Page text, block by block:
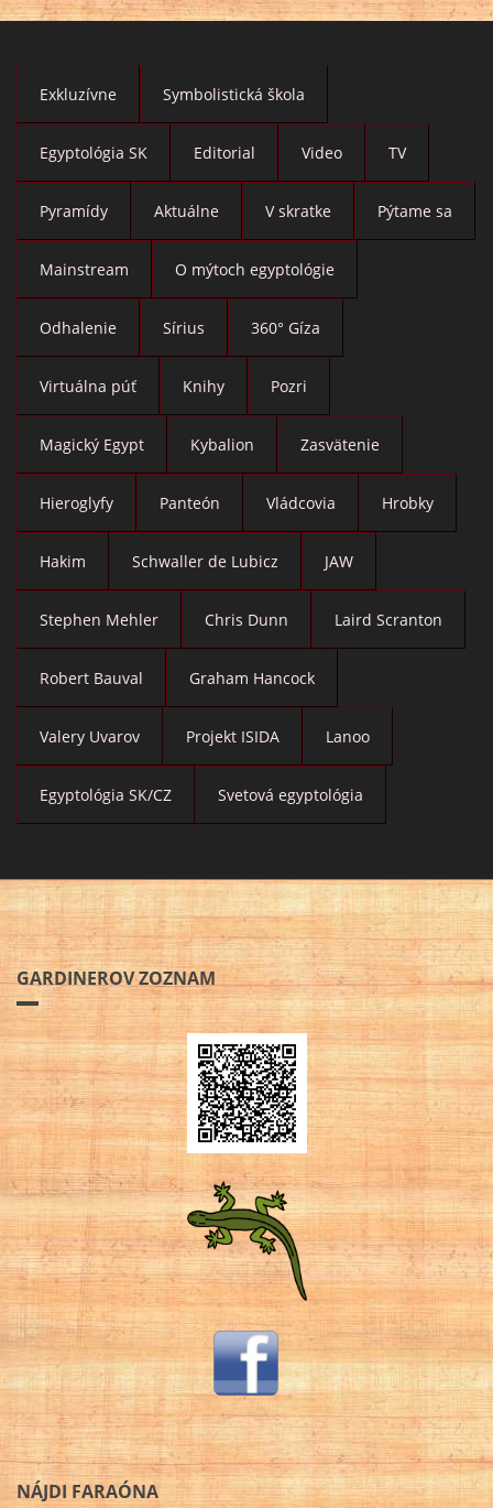
Exkluzívne Symbolistická škola
Egyptológia SK Editorial Video TV
Pyramídy Aktuálne V skratke Pýtame sa
Mainstream O mýtoch egyptológie
Odhalenie Sírius 360° Gíza
Virtuálna púť Knihy Pozri
Magický Egypt Kybalion Zasvätenie
Hieroglyfy Panteón Vládcovia Hrobky
Hakim Schwaller de Lubicz JAW
Stephen Mehler Chris Dunn Laird Scranton
Robert Bauval Graham Hancock
Valery Uvarov Projekt ISIDA Lanoo
Egyptológia SK/CZ Svetová egyptológia
GARDINEROV ZOZNAM
NÁJDI FARAÓNA